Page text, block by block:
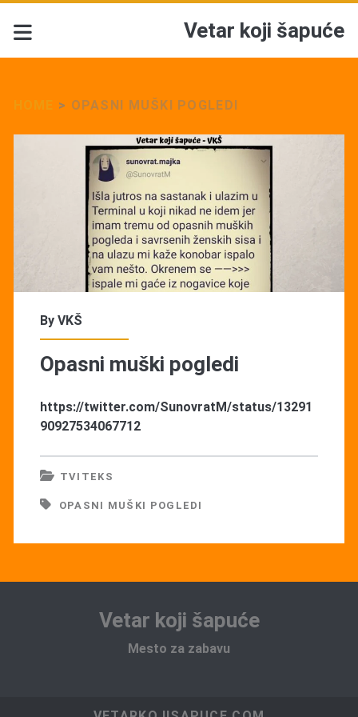
Vetar koji šapuće
> OPASNI MUŠKI POGLEDI
<span>Opasni
muški
pogledi</span>
By VKŠ
Opasni muški pogledi
https://twitter.com/SunovratM/status/13291
90927534067712
TVITEKS
OPASNI MUŠKI POGLEDI
Vetar koji šapuće
Mesto za zabavu